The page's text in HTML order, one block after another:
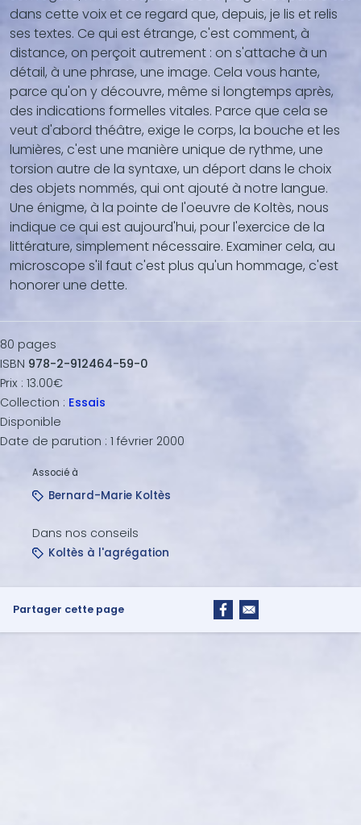
vidéo,
...)
dans cette voix et ce regard que, depuis, je lis et relis
ses textes. Ce qui est étrange, c'est comment, à
distance, on perçoit autrement : on s'attache à un
détail, à une phrase, une image. Cela vous hante,
parce qu'on y découvre, même si longtemps après,
des indications formelles vitales. Parce que cela se
veut d'abord théâtre, exige le corps, la bouche et les
lumières, c'est une manière unique de rythme, une
torsion autre de la syntaxe, un déport dans le choix
des objets nommés, qui ont ajouté à notre langue.
Une énigme, à la pointe de l'oeuvre de Koltès, nous
indique ce qui est aujourd'hui, pour l'exercice de la
littérature, simplement nécessaire. Examiner cela, au
microscope s'il faut c'est plus qu'un hommage, c'est
honorer une dette.
80 pages
ISBN 978-2-912464-59-0
Prix : 13.00€
Collection : Essais
Disponible
Date de parution : 1 février 2000
Associé à
Bernard-Marie Koltès
Dans nos conseils
Koltès à l'agrégation
Partager cette page